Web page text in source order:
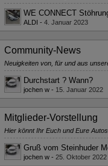
WE CONNECT
ALDI - 4. Januar 2023
Community-News
Neuigkeiten von, für und aus
Durchstart ? Wann?
jochen w - 15. Januar 2022
Mitglieder-Vorstellung
Hier könnt Ihr Euch und Eure Autos
Gruß vom Steinhuder
jochen w - 25. Oktober 2022